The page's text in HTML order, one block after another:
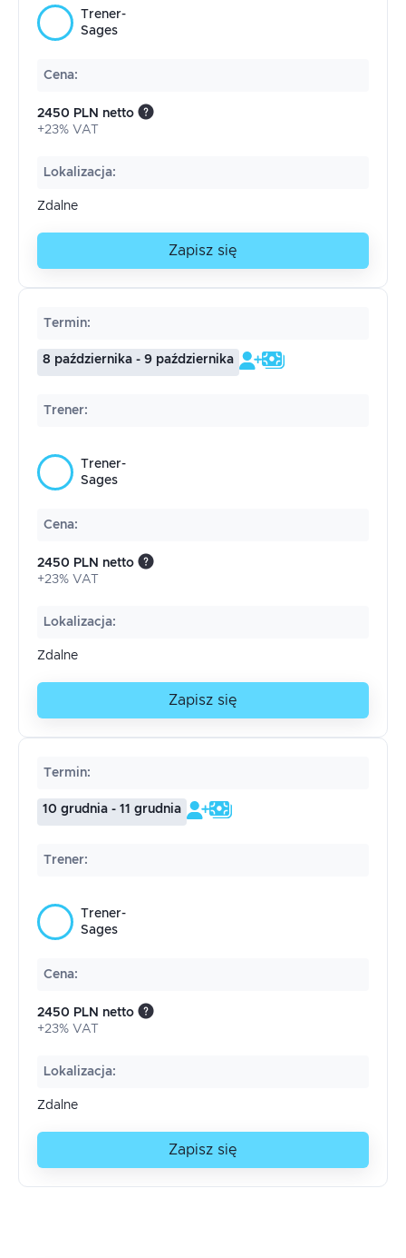
Trener-
Sages
Cena:
2450 PLN netto
+23% VAT
Lokalizacja:
Zdalne
Zapisz się
Termin:
8 października - 9 października
Trener:
Trener-
Sages
Cena:
2450 PLN netto
+23% VAT
Lokalizacja:
Zdalne
Zapisz się
Termin:
10 grudnia - 11 grudnia
Trener:
Trener-
Sages
Cena:
2450 PLN netto
+23% VAT
Lokalizacja:
Zdalne
Zapisz się